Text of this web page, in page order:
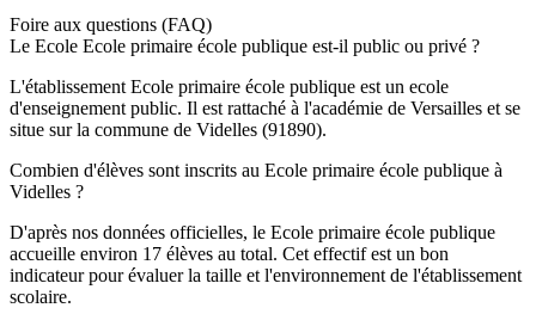
Foire aux questions (FAQ)
Le Ecole Ecole primaire école publique est-il public ou privé ?
L'établissement Ecole primaire école publique est un ecole
d'enseignement public. Il est rattaché à l'académie de Versailles et se
situe sur la commune de Videlles (91890).
Combien d'élèves sont inscrits au Ecole primaire école publique à
Videlles ?
D'après nos données officielles, le Ecole primaire école publique
accueille environ 17 élèves au total. Cet effectif est un bon
indicateur pour évaluer la taille et l'environnement de l'établissement
scolaire.